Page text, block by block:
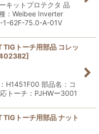
キットプロテクタ 品
：Weibee Inverter
1-62F-75.0-A-01V
トーチ用部品 コレッ
]
H1451F00 部品名：コ
トーチ：PJHWー3001
トーチ用部品 ナット